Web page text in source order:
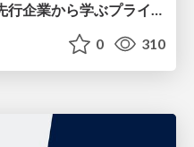
“まだ大丈夫”は危険信号！先行企業から学ぶプライバシーガバナンス構築のリアル
0 310